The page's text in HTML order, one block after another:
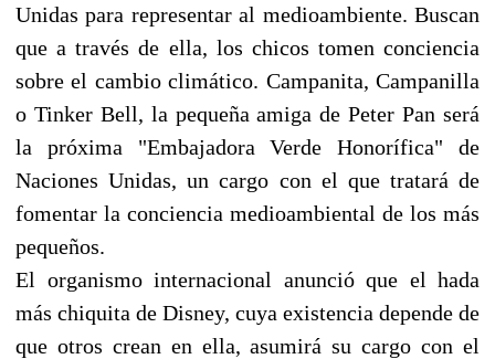
Unidas para representar al medioambiente. Buscan
que a través de ella, los chicos tomen conciencia
sobre el cambio climático. Campanita, Campanilla
o Tinker Bell, la pequeña amiga de Peter Pan será
la próxima "Embajadora Verde Honorífica" de
Naciones Unidas, un cargo con el que tratará de
fomentar la conciencia medioambiental de los más
pequeños.
El organismo internacional anunció que el hada
más chiquita de Disney, cuya existencia depende de
que otros crean en ella, asumirá su cargo con el